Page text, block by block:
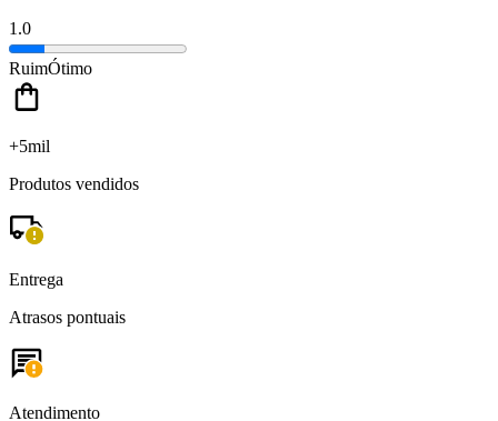
1.0
RuimÓtimo
+5mil
Produtos vendidos
Entrega
Atrasos pontuais
Atendimento